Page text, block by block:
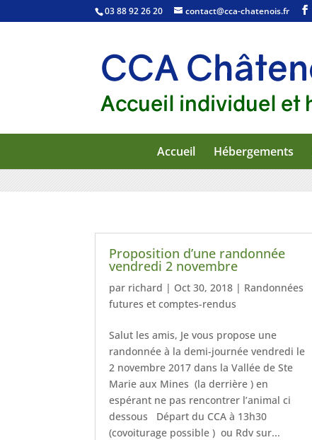
03 88 92 26 20 contact@cca-chatenois.fr
Accueil Hébergements
Proposition d’une randonnée
vendredi 2 novembre
par richard | Oct 30, 2018 | Randonnées
futures et comptes-rendus
Salut les amis, Je vous propose une
randonnée à la demi-journée vendredi le
2 novembre 2017 dans la Vallée de Ste
Marie aux Mines (la derrière ) en
espérant ne pas rencontrer l’animal ci
dessous Départ du CCA à 13h30
(covoiturage possible ) ou Rdv sur...